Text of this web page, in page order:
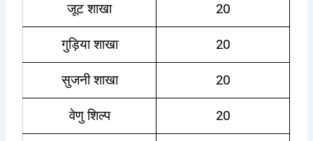
जूट शाखा 20
गुड़िया शाखा 20
सुजनी शाखा 20
वेणु शिल्प 20